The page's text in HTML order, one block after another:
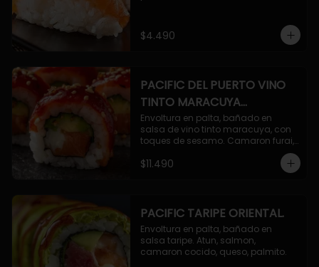
$4.490
PACIFIC DEL PUERTO VINO
TINTO MARACUYA
ORIENTAL.
Envoltura en palta, bañado en
salsa de vino tinto maracuya, con
toques de sesamo. Camaron furai,
$11.490
PACIFIC TARIPE ORIENTAL.
Envoltura en palta, bañado en
salsa taripe. Atun, salmon,
camaron cocido, queso, palmito.